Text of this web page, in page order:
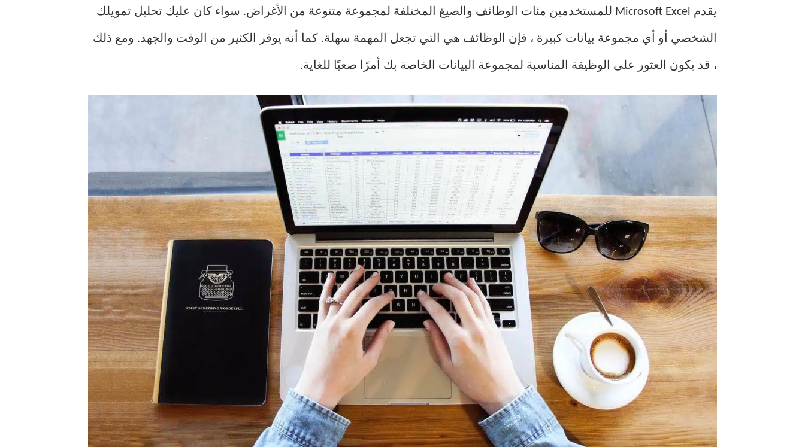
يقدم Microsoft Excel للمستخدمين مئات الوظائف والصيغ المختلفة لمجموعة متنوعة من الأغراض. سواء كان عليك تحليل تمويلك
الشخصي أو أي مجموعة بيانات كبيرة ، فإن الوظائف هي التي تجعل المهمة سهلة. كما أنه يوفر الكثير من الوقت والجهد. ومع ذلك
، قد يكون العثور على الوظيفة المناسبة لمجموعة البيانات الخاصة بك أمرًا صعبًا للغاية.